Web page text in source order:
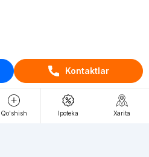
Kontaktlar
Qo'shish Ipoteka Xarita